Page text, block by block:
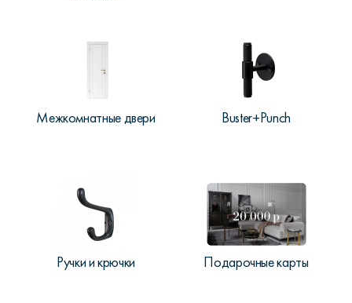
Межкомнатные двери Buster+Punch
Ручки и крючки Подарочные карты